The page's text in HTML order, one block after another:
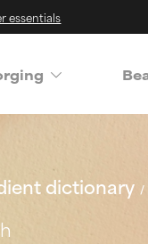
essentials
dictionary